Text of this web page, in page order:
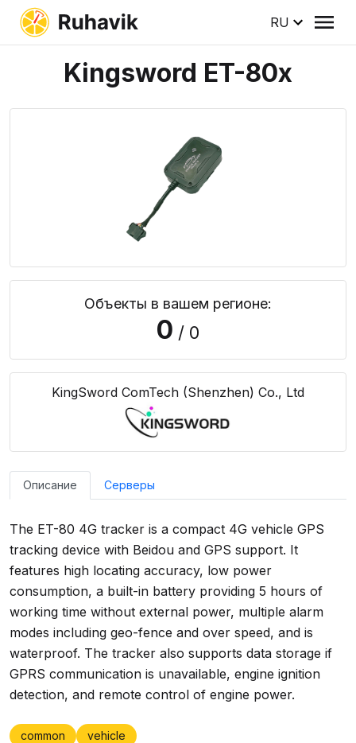
RU
Kingsword ET-80x
Объекты в вашем регионе:
0 / 0
KingSword ComTech (Shenzhen) Co., Ltd
Описание Серверы
The ET-80 4G tracker is a compact 4G vehicle GPS
tracking device with Beidou and GPS support. It
features high locating accuracy, low power
consumption, a built-in battery providing 5 hours of
working time without external power, multiple alarm
modes including geo-fence and over speed, and is
waterproof. The tracker also supports data storage if
GPRS communication is unavailable, engine ignition
detection, and remote control of engine power.
common vehicle